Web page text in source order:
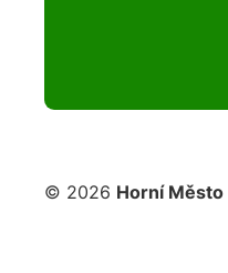
© 2026 Horní Město